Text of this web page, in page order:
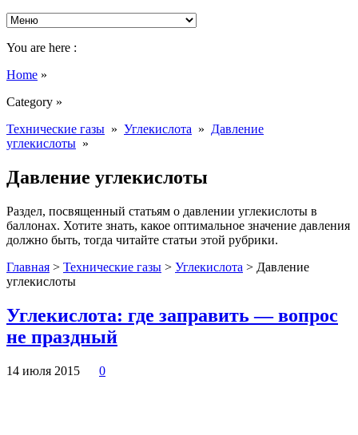
You are here :
Home »
Category »
Технические газы » Углекислота » Давление
углекислоты »
Давление углекислоты
Раздел, посвященный статьям о давлении углекислоты в
баллонах. Хотите знать, какое оптимальное значение давления
должно быть, тогда читайте статьи этой рубрики.
Главная > Технические газы > Углекислота > Давление
углекислоты
Углекислота: где заправить — вопрос
не праздный
14 июля 2015 0